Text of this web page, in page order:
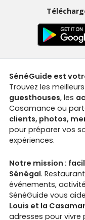
SénéGuide est
Trouvez les meilleurs
guesthouses, les
Casamance ou
clients, photos,
pour préparer vos
expériences.
Notre mission :
Sénégal.
événements,
SénéGuide vous
Louis et la
adresses pour vivre